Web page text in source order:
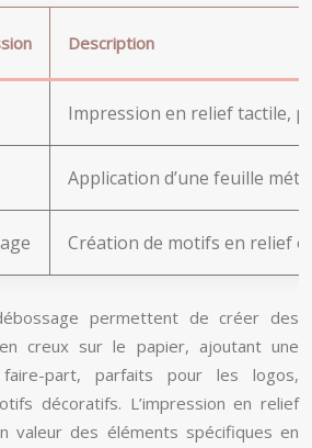
Description
Impression en relief tactile,
Application d’une feuille
Création de motifs en relief
permettent de créer des
creux sur le papier, ajoutant une
part, parfaits pour les logos,
décoratifs. L’impression en relief
valeur des éléments spécifiques en